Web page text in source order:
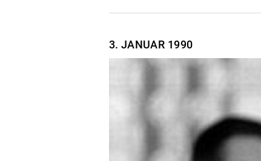
3. JANUAR 1990